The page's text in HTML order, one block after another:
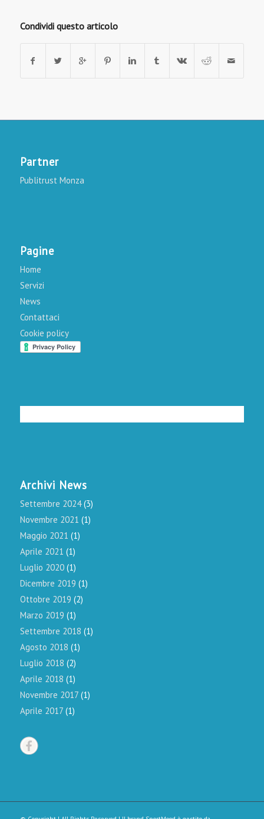
Condividi questo articolo
Partner
Publitrust Monza
Pagine
Home
Servizi
News
Contattaci
Cookie policy
Archivi News
Settembre 2024(3)
Novembre 2021 (1)
Maggio 2021 (1)
Aprile 2021 (1)
Luglio 2020(1)
Dicembre 2019 (1)
Ottobre 2019 (2)
Marzo 2019 (1)
Settembre 2018 (1)
Agosto 2018 (1)
Luglio 2018 (2)
Aprile 2018 (1)
Novembre 2017(1)
Aprile 2017(1)